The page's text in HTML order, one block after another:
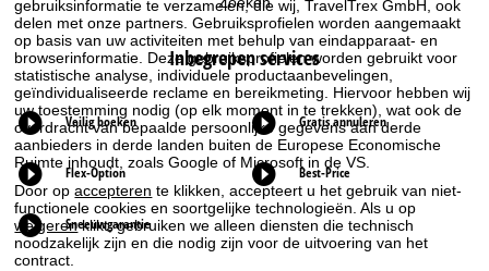
gebruiksinformatie te verzamelen, die wij, TravelTrex GmbH, ook
delen met onze partners. Gebruiksprofielen worden aangemaakt
op basis van uw activiteiten met behulp van eindapparaat- en
browserinformatie. Deze gebruiksprofielen worden gebruikt voor
statistische analyse, individuele productaanbevelingen,
geïndividualiseerde reclame en bereikmeting. Hiervoor hebben wij
uw toestemming nodig (op elk moment in te trekken), wat ook de
overdracht van bepaalde persoonlijke gegevens aan derde
aanbieders in derde landen buiten de Europese Economische
Ruimte inhoudt, zoals Google of Microsoft in de VS.
Door opaccepteren te klikken, accepteert u het gebruik van niet-
functionele cookies en soortgelijke technologieën. Als u op
weigerenklikt, gebruiken we alleen diensten die technisch
noodzakelijk zijn en die nodig zijn voor de uitvoering van het
contract.
Inbegrepen services
Veilig boeken Gratis annuleren
Flex-Option Best-Price
Sneeuwgarantie